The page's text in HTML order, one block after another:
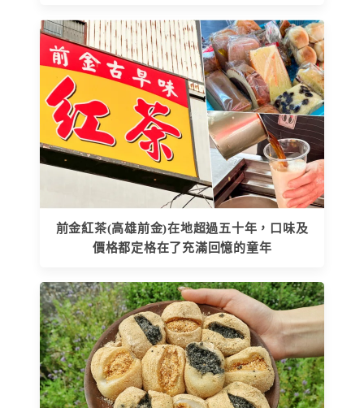
前金紅茶(高雄前金)在地超過五十年，口味及
價格都定格在了充滿回憶的童年